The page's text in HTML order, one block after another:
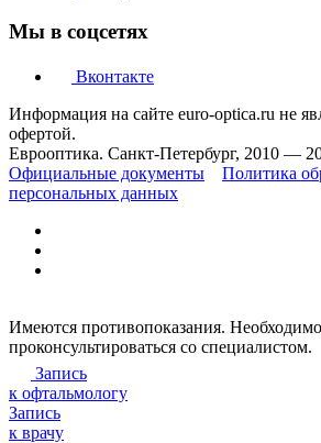
Мы в соцсетях
Вконтакте
Информация на сайте euro-optica.ru не
офертой.
Еврооптика. Санкт-Петербург, 2010 —
Официальные документы
Политика
персональных данных
Имеются противопоказания. Необходимо
проконсультироваться со специалистом.
Запись
к офтальмологу
Запись
к врачу